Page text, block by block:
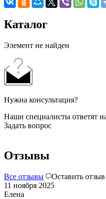
Каталог
Элемент не найден
Нужна консультация?
Наши специалисты ответят
Задать вопрос
Отзывы
Все отзывы
Оставить отзыв
11 ноября 2025
Елена